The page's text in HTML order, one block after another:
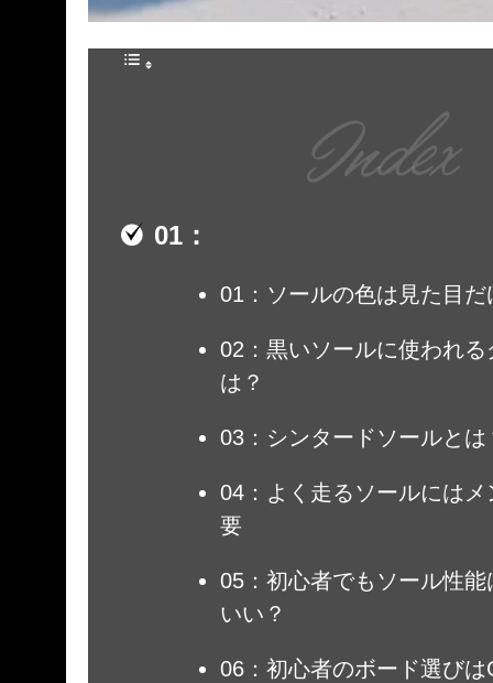
01：ソールの色は見た目
02：黒いソールに使われ
は？
03：シンタードソールとは
04：よく走るソールには
要
05：初心者でもソール性
いい？
06：初心者のボード選び